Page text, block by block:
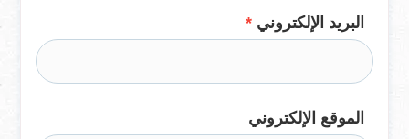
البريد الإلكتروني *
الموقع الإلكتروني